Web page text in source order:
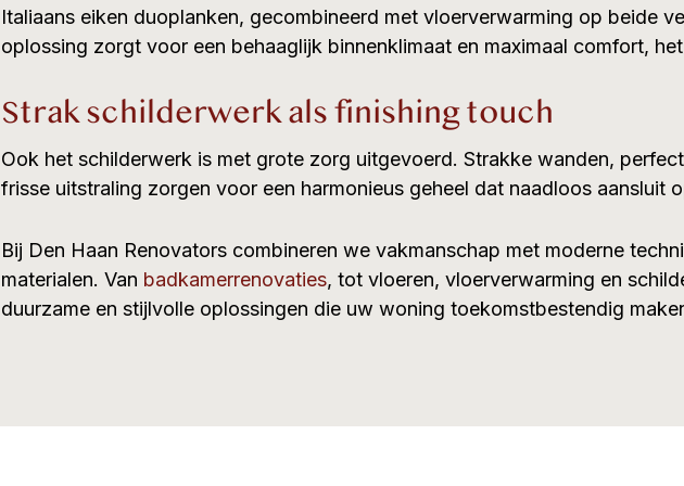
Italiaans eiken duoplanken, gecombineerd met vloerverwarming op beide
oplossing zorgt voor een behaaglijk binnenklimaat en maximaal comfort,
Strak schilderwerk als finishing touch
Ook het schilderwerk is met grote zorg uitgevoerd. Strakke wanden,
frisse uitstraling zorgen voor een harmonieus geheel dat naadloos aansluit
Bij Den Haan Renovators combineren we vakmanschap met moderne
materialen. Van badkamerrenovaties, tot vloeren, vloerverwarming en
duurzame en stijlvolle oplossingen die uw woning toekomstbestendig